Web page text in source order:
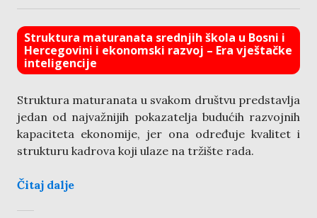
Struktura maturanata srednjih škola u Bosni i
Hercegovini i ekonomski razvoj – Era vještačke
inteligencije
Struktura maturanata u svakom društvu predstavlja
jedan od najvažnijih pokazatelja budućih razvojnih
kapaciteta ekonomije, jer ona određuje kvalitet i
strukturu kadrova koji ulaze na tržište rada.
Čitaj dalje